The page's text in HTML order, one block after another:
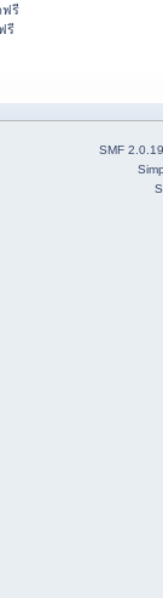
ฟรี
รี
SMF 2.0.19